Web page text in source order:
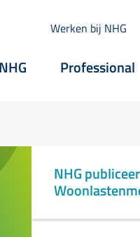
Werken bij NHG
Professional
NHG